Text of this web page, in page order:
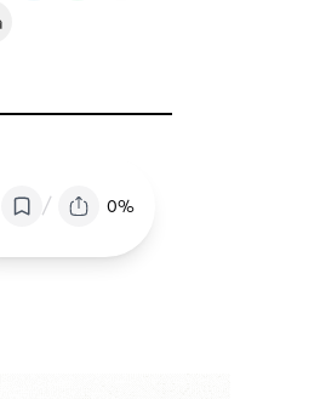
/ 0%